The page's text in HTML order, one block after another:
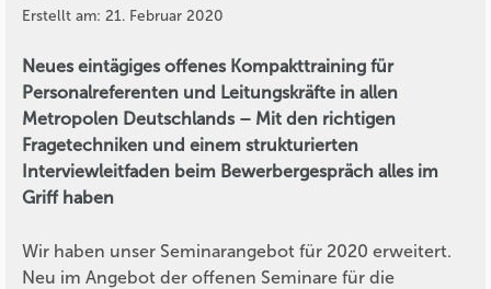
Erstellt am: 21. Februar 2020
Neues eintägiges offenes Kompakttraining für
Personalreferenten und Leitungskräfte in allen
Metropolen Deutschlands – Mit den richtigen
Fragetechniken und einem strukturierten
Interviewleitfaden beim Bewerbergespräch alles im
Griff haben
Wir haben unser Seminarangebot für 2020 erweitert.
Neu im Angebot der offenen Seminare für die